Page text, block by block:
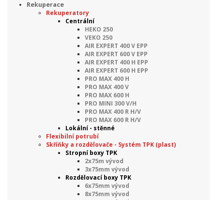
Rekuperace
Rekuperatory
Centrální
HEKO 250
VEKO 250
AIR EXPERT 400 V EPP
AIR EXPERT 600 V EPP
AIR EXPERT 400 H EPP
AIR EXPERT 600 H EPP
PRO MAX 400 H
PRO MAX 400 V
PRO MAX 600 H
PRO MINI 300 V/H
PRO MAX 400 R H/V
PRO MAX 600 R H/V
Lokální - stěnné
Flexibilní potrubí
Skříňky a rozdělovače - Systém TPK (plast)
Stropní boxy TPK
2x75m vývod
3x75mm vývod
Rozdělovací boxy TPK
6x75mm vývod
8x75mm vývod